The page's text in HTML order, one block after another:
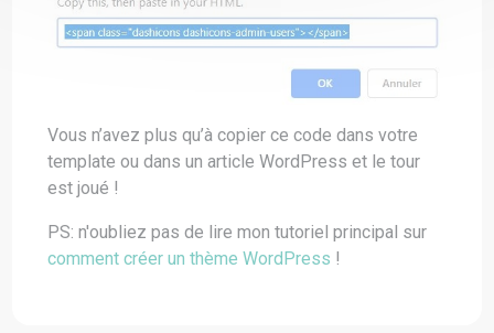
Vous n’avez plus qu’à copier ce code dans votre
template ou dans un article WordPress et le tour
est joué !
PS: n'oubliez pas de lire mon tutoriel principal sur
comment créer un thème WordPress !